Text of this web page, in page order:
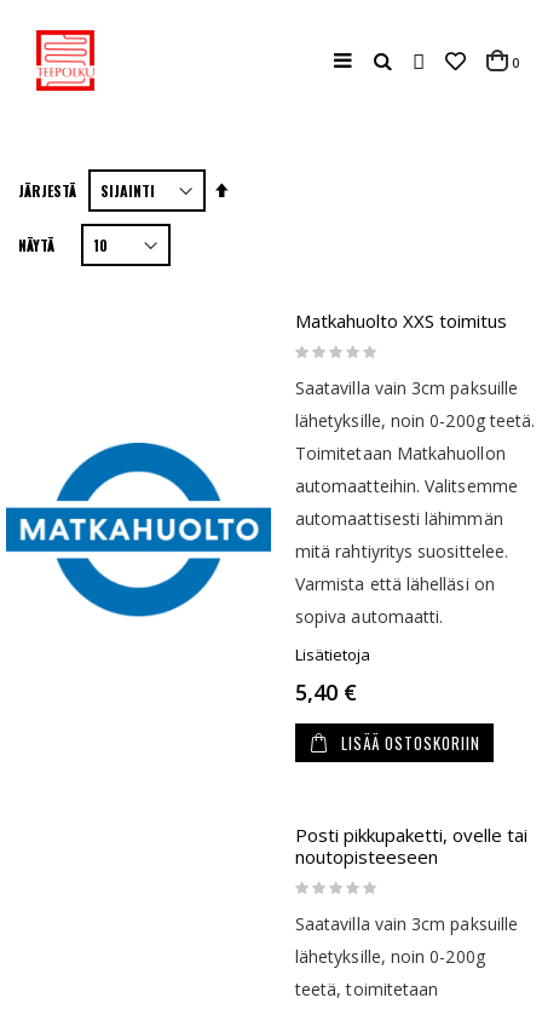
Haku Cart0
JÄRJESTÄ
Aseta
NÄYTÄ
Matkahuolto XXS toimitus
Rating:
0%
Saatavilla vain 3cm paksuille
lähetyksille, noin 0-200g teetä.
Toimitetaan Matkahuollon
automaatteihin. Valitsemme
automaattisesti lähimmän
mitä rahtiyritys suosittelee.
Varmista että lähelläsi on
sopiva automaatti.
Lisätietoja
5,40 €
LISÄÄ OSTOSKORIIN
Posti pikkupaketti, ovelle tai
noutopisteeseen
Rating:
0%
Saatavilla vain 3cm paksuille
lähetyksille, noin 0-200g
teetä, toimitetaan